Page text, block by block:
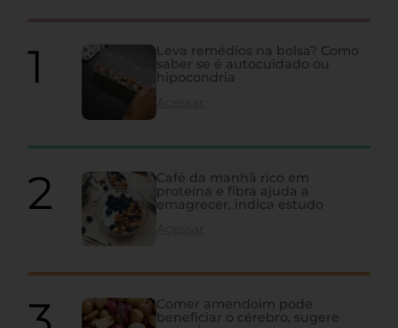
Leva remédios na bolsa? Como
saber se é autocuidado ou
hipocondria
Café da manhã rico em
proteína e fibra ajuda a
emagrecer, indica estudo
Comer amendoim pode
beneficiar o cérebro, sugere